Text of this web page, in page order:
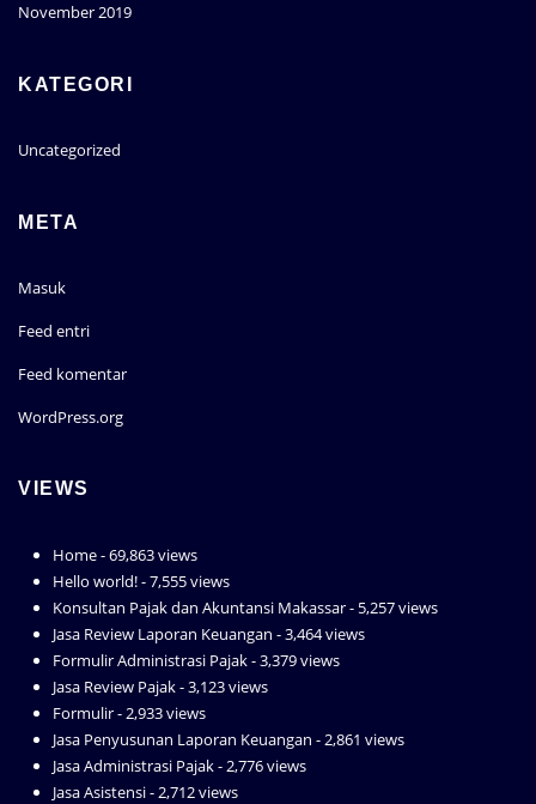
November 2019
KATEGORI
Uncategorized
META
Masuk
Feed entri
Feed komentar
WordPress.org
VIEWS
Home- 69,863 views
Hello world!- 7,555 views
Konsultan Pajak dan Akuntansi Makassar- 5,257 views
Jasa Review Laporan Keuangan - 3,464 views
Formulir Administrasi Pajak- 3,379 views
Jasa Review Pajak- 3,123 views
Formulir- 2,933 views
Jasa Penyusunan Laporan Keuangan - 2,861 views
Jasa Administrasi Pajak- 2,776 views
Jasa Asistensi- 2,712 views